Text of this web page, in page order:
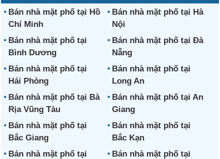
Bán nhà mặt phố tại Hồ
Chí Minh
Bán nhà mặt phố tại Hà
Nội
Bán nhà mặt phố tại
Bình Dương
Bán nhà mặt phố tại Đà
Nẵng
Bán nhà mặt phố tại
Hải Phòng
Bán nhà mặt phố tại
Long An
Bán nhà mặt phố tại Bà
Rịa Vũng Tàu
Bán nhà mặt phố tại An
Giang
Bán nhà mặt phố tại
Bắc Giang
Bán nhà mặt phố tại
Bắc Kạn
Bán nhà mặt phố tại
Bán nhà mặt phố tại